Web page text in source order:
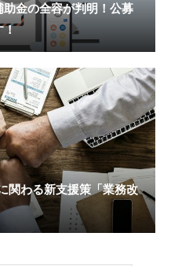
助金の全容が判明！公募
！
関わる新支援策「業務改